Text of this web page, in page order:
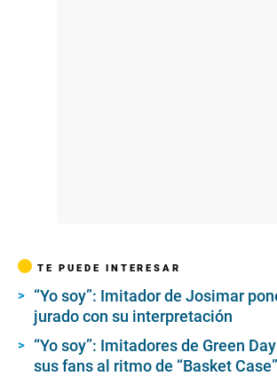
TE PUEDE INTERESAR
“Yo soy”: Imitador de Josimar
jurado con su interpretación
“Yo soy”: Imitadores de Green
sus fans al ritmo de “Basket Case”